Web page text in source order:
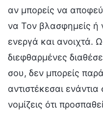
αν μπορείς να
να Τον βλασφημείς ή
ενεργά και ανοιχτά.
διεφθαρμένες
σου, δεν μπορείς
αντιστέκεσαι
νομίζεις ότι